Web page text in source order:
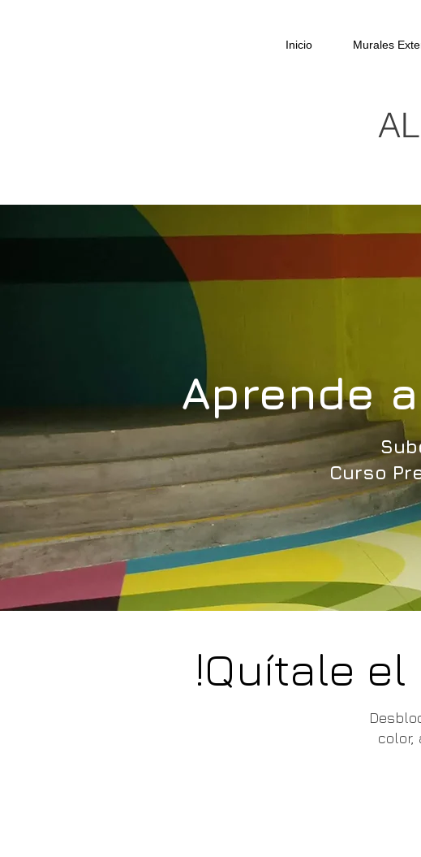
Inicio Murales
Aprende
Curso
!Quítale
color,